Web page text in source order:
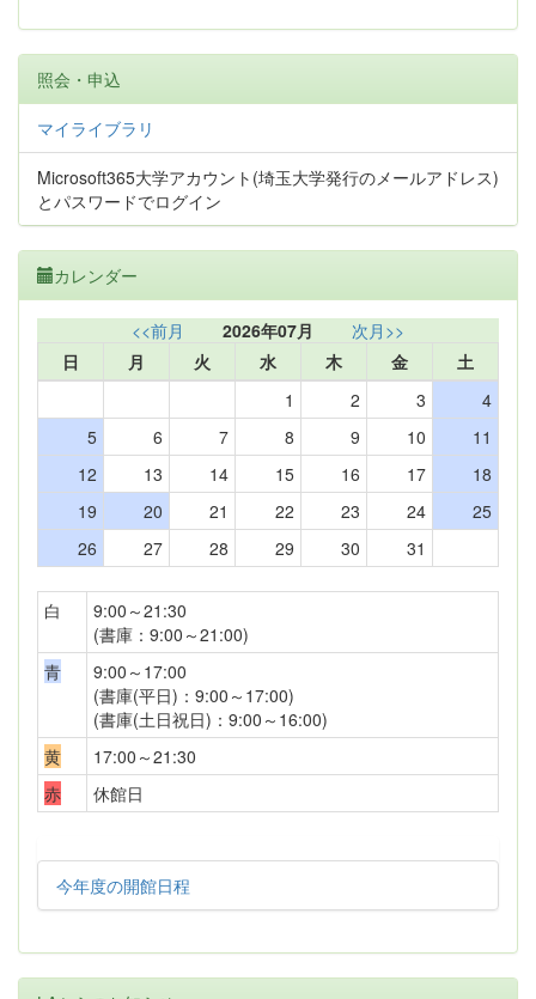
照会・申込
マイライブラリ
Microsoft365大学アカウント(埼玉大学発行のメールアドレス)
とパスワードでログイン
カレンダー
<<前月 2026年07月
次月>>
日
月 火 水 木 金
土
1
2 3
4
5
6 7 8 9 10
11
12
13 14 15 16 17
18
19
20 21 22 23 24
25
26
27 28 29 30 31
白
9:00～21:30
(書庫：9:00～21:00)
青
9:00～17:00
(書庫(平日)：9:00～17:00)
(書庫(土日祝日)：9:00～16:00)
黄
17:00～21:30
赤
休館日
今年度の開館日程